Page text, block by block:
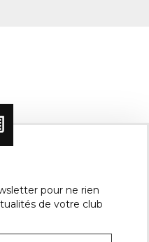
pour ne rien
de votre club